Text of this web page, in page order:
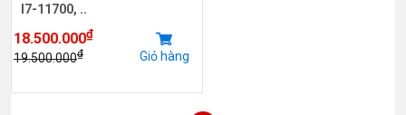
I7-11700, ..
18.500.000₫
19.500.000₫ Giỏ hàng